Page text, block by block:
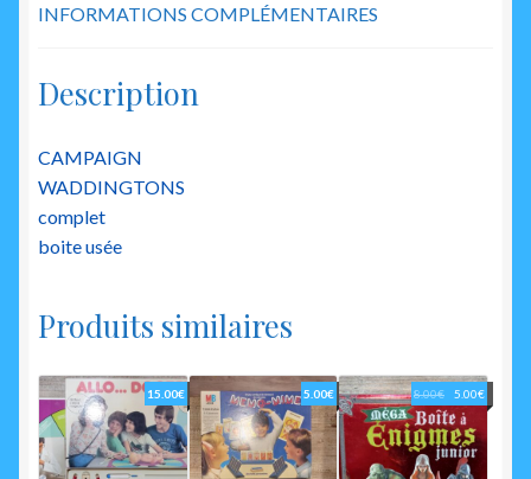
INFORMATIONS COMPLÉMENTAIRES
Description
CAMPAIGN
WADDINGTONS
complet
boite usée
Produits similaires
15.00€ 5.00€ 8.00€ Le
prix
initial
était :
8.00€.
5.00€Le
prix